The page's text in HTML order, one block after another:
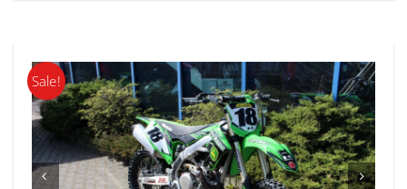
Sale!
 